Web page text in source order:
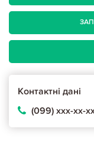
Контактні дані
(099) ххх-хх-